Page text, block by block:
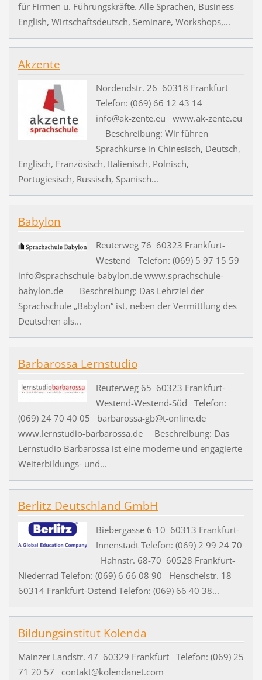
für Firmen u. Führungskräfte. Alle Sprachen, Business
English, Wirtschaftsdeutsch, Seminare, Workshops,...
Akzente
Nordendstr. 26 60318 Frankfurt
Telefon: (069) 66 12 43 14
info@ak-zente.eu www.ak-zente.eu
Beschreibung: Wir führen
Sprachkurse in Chinesisch, Deutsch,
Englisch, Französisch, Italienisch, Polnisch,
Portugiesisch, Russisch, Spanisch...
Babylon
Reuterweg 76 60323 Frankfurt-
Westend Telefon: (069) 5 97 15 59
info@sprachschule-babylon.de www.sprachschule-
babylon.de Beschreibung: Das Lehrziel der
Sprachschule „Babylon“ ist, neben der Vermittlung des
Deutschen als...
Barbarossa Lernstudio
Reuterweg 65 60323 Frankfurt-
Westend-Westend-Süd Telefon:
(069) 24 70 40 05 barbarossa-gb@t-online.de
www.lernstudio-barbarossa.de Beschreibung: Das
Lernstudio Barbarossa ist eine moderne und engagierte
Weiterbildungs- und...
Berlitz Deutschland GmbH
Biebergasse 6-10 60313 Frankfurt-
Innenstadt Telefon: (069) 2 99 24 70
Hahnstr. 68-70 60528 Frankfurt-
Niederrad Telefon: (069) 6 66 08 90 Henschelstr. 18
60314 Frankfurt-Ostend Telefon: (069) 66 40 38...
Bildungsinstitut Kolenda
Mainzer Landstr. 47 60329 Frankfurt Telefon: (069) 25
71 20 57 contakt@kolendanet.com